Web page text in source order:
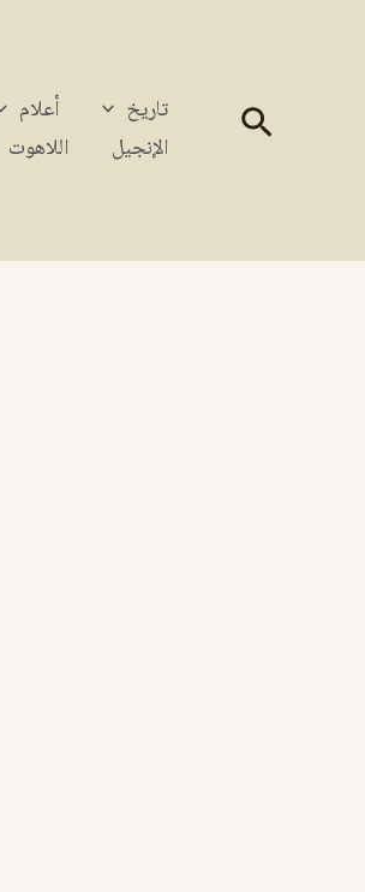
البحث تاريخ أعلام
الإنجيل
اللاهوت